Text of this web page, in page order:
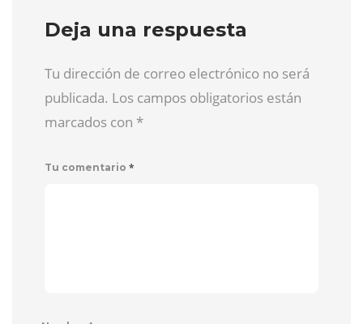
Deja una respuesta
Tu dirección de correo electrónico no será
publicada. Los campos obligatorios están
marcados con *
Tu comentario *